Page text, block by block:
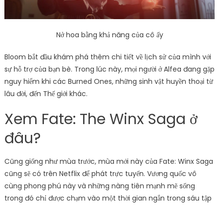
Nở hoa bằng khả năng của cô ấy
Bloom bắt đầu khám phá thêm chi tiết về lịch sử của mình với
sự hỗ trợ của bạn bè. Trong lúc này, mọi người ở Alfea đang gặp
nguy hiểm khi các Burned Ones, những sinh vật huyền thoại từ
lâu đời, đến Thế giới khác.
Xem Fate: The Winx Saga ở
đâu?
Cũng giống như mùa trước, mùa mới này của Fate: Winx Saga
cũng sẽ có trên Netflix để phát trực tuyến. Vương quốc vô
cùng phong phú này và những nàng tiên mạnh mẽ sống
trong đó chỉ được chạm vào một thời gian ngắn trong sáu tập